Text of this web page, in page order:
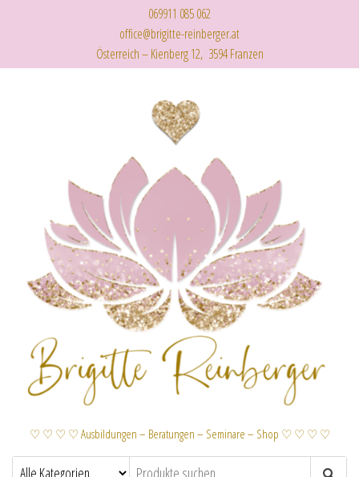
069911 085 062
office@brigitte-reinberger.at
Österreich – Kienberg 12, 3594 Franzen
♡ ♡ ♡ ♡ Ausbildungen – Beratungen – Seminare – Shop ♡ ♡ ♡ ♡